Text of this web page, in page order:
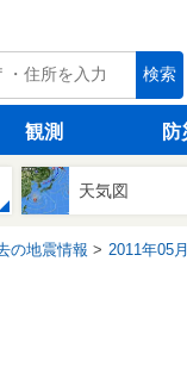
検索
観測 防
天気図
の地震情報 2011年05